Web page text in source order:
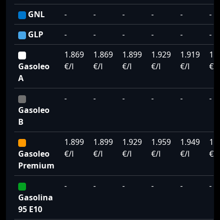
GNL
- - - - -
-
GLP
- - - - - -
Gasoleo
A
1.869
€/l
1.869
€/l
1.899
€/l
1.929
€/l
1.919
€/l
€/l
Gasoleo
B
- - - - - -
Gasoleo
Premium
1.899
€/l
1.899
€/l
1.929
€/l
1.959
€/l
1.949
€/l
€/l
Gasolina
95 E10
- - - - - -